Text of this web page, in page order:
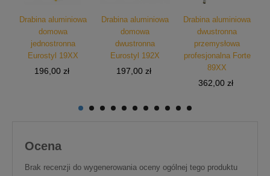
Drabina aluminiowa
domowa
jednostronna
Eurostyl 19XX
Cena
196,00 zł
Drabina aluminiowa
domowa
dwustronna
Eurostyl 192X
Cena
197,00 zł
Drabina aluminiowa
dwustronna
przemysłowa
profesjonalna Forte
89XX
Cena
362,00 zł
Ocena
Brak recenzji do wygenerowania oceny ogólnej tego produktu